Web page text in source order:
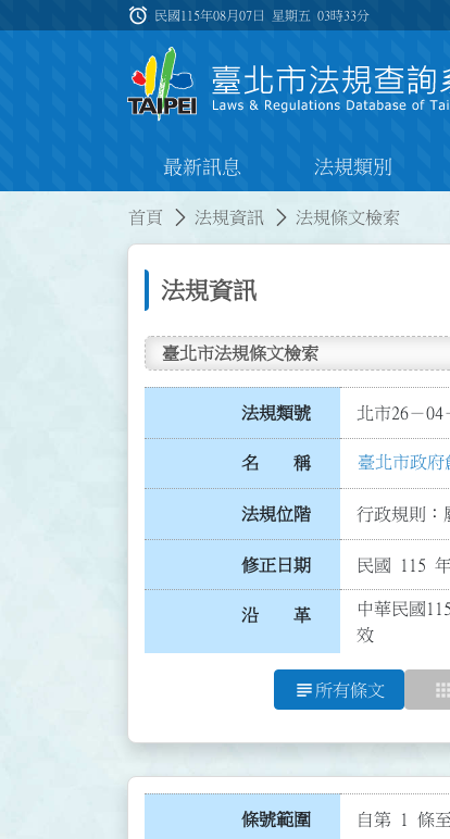
:::
alarm 民國115年08月07日 星期五03時33分
最新訊息 法規類別
首頁 法規資訊 法規條文檢索
法規資訊
臺北市法規條文檢索
法規類號 北市26－04
名 稱 臺北市政府
法規位階 行政規則：
修正日期 民國 115
沿 革
中華民國
效
subject 所有條文 apps
條號範圍 自第 1 條